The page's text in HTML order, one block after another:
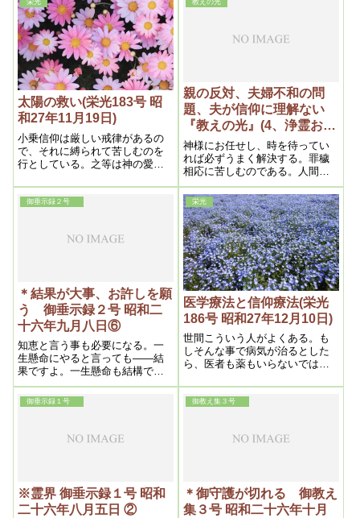
る力である、
る
太陽の救い(栄光183号 昭
和27年11月19日)
小乗信仰は厳しい戒律があるの
で、それに縛られて苦しむのを
行としている。之等は神の愛を
のである。之を私は信仰地獄と
いっている。処が本教は反対
を神の恵みとしているから、之
術、医学等々、人間に必要なも
のは悉く包含されており、恰度
ちょうど太陽が凡ゆる色をコン
トロールして白一色である如
く、本教は昼の宗教であり、太
陽の救いである。
親の反対、夫婦不和の問
題、夫が信仰に理解ない
『教えの光』(4、浄霊およ
び信仰上の問題）昭和二十
六年五月二十日)
神様にお任せし、時を待ってい
れば必ずうまく解決する。罪穢
相応に苦しむのである。人間は
霊層界に籍があるが、夫婦のう
ち一方が磨けて向上し、あまり
両者の位置が離れると、どうし
ても生き別れ、死に別れする事
になる
御垂示録２号
＊結果が大事、お許しを願
う 御垂示録２号 昭和二
十六年九月八日⑥
知恵と言う事も必要になる。一
生懸命にやると言っても――結
果ですよ。一生懸命も結構です
が、ただ、結果が現われなけれ
ばね。何彼に言うより、結果で
すよ。そう言う事は、怠けてい
ても、確かに信者ができるな
栄光
医学療法と信仰療法(栄光
186号 昭和27年12月10日)
世間こういう人がよくある。も
しそんな事で病気が治るとした
ら、医者も薬もいらないではな
通りで医者や薬が無くなった
ら、世の中に病人はなくなると
迷信の最大なるものであって、
御垂示録１号
※霊界 御垂示録１号 昭和
二十六年八月五日 ②
御教え集３号
＊御守護が切れる 御教え
集３号 昭和二十六年十月